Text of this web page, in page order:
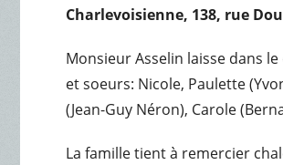
Charlevoisienne, 138, rue
Monsieur Asselin laisse dans
et soeurs: Nicole, Paulette
(Jean-Guy Néron), Carole
La famille tient à remercier